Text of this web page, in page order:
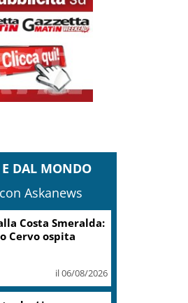
DAL MONDO
Askanews
utile balza oltre
al
il 06/08/2026